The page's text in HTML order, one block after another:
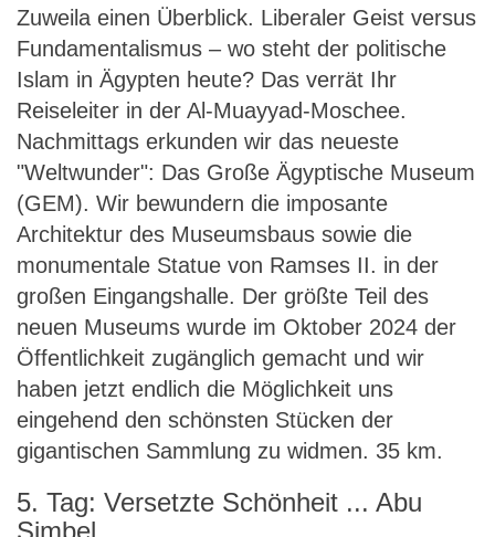
Zuweila einen Überblick. Liberaler Geist versus
Fundamentalismus – wo steht der politische
Islam in Ägypten heute? Das verrät Ihr
Reiseleiter in der Al-Muayyad-Moschee.
Nachmittags erkunden wir das neueste
"Weltwunder": Das Große Ägyptische Museum
(GEM). Wir bewundern die imposante
Architektur des Museumsbaus sowie die
monumentale Statue von Ramses II. in der
großen Eingangshalle. Der größte Teil des
neuen Museums wurde im Oktober 2024 der
Öffentlichkeit zugänglich gemacht und wir
haben jetzt endlich die Möglichkeit uns
eingehend den schönsten Stücken der
gigantischen Sammlung zu widmen. 35 km.
5. Tag: Versetzte Schönheit ... Abu
Simbel